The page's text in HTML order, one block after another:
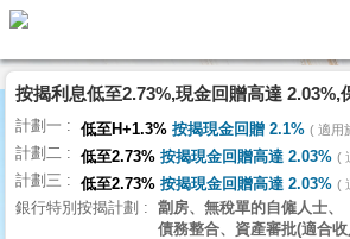
代
理
主
頁
搵
樓/
按揭利息低至2.73%,現金回贈高達 2.03%,
計劃一 低至H+1.3% 按揭現金回贈 2.1% 適用
計劃二 低至2.73% 按揭現金回贈高達 2.03%
計劃三 低至2.73% 按揭現金回贈高達 2.03%
銀行特別按揭計劃
劏房、無稅單的自僱人士、
債務整合、資產審批(適合